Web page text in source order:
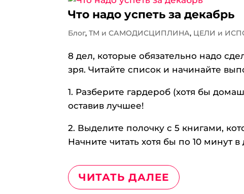
Что надо успеть за декабрь
Блог,ТМ и САМОДИСЦИПЛИНА, ЦЕЛИ и
8 дел, которые обязательно надо
зря. Читайте список и начинайте
1. Разберите гардероб (хотя бы
оставив лучшее!
2. Выделите полочку с 5 книгами,
Начните читать хотя бы по 10 минут в
ЧИТАТЬ ДАЛЕЕ